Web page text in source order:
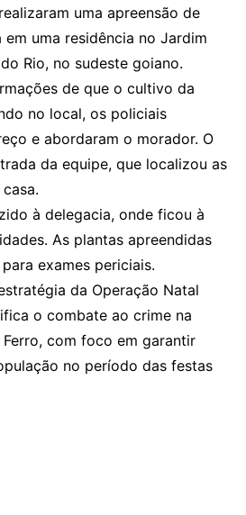
uma apreensão de
uma residência no Jardim
Rio, no sudeste goiano.
de que o cultivo da
no local, os policiais
e abordaram o morador. O
da equipe, que localizou as
à delegacia, onde ficou à
As plantas apreendidas
exames periciais.
da Operação Natal
o combate ao crime na
com foco em garantir
no período das festas